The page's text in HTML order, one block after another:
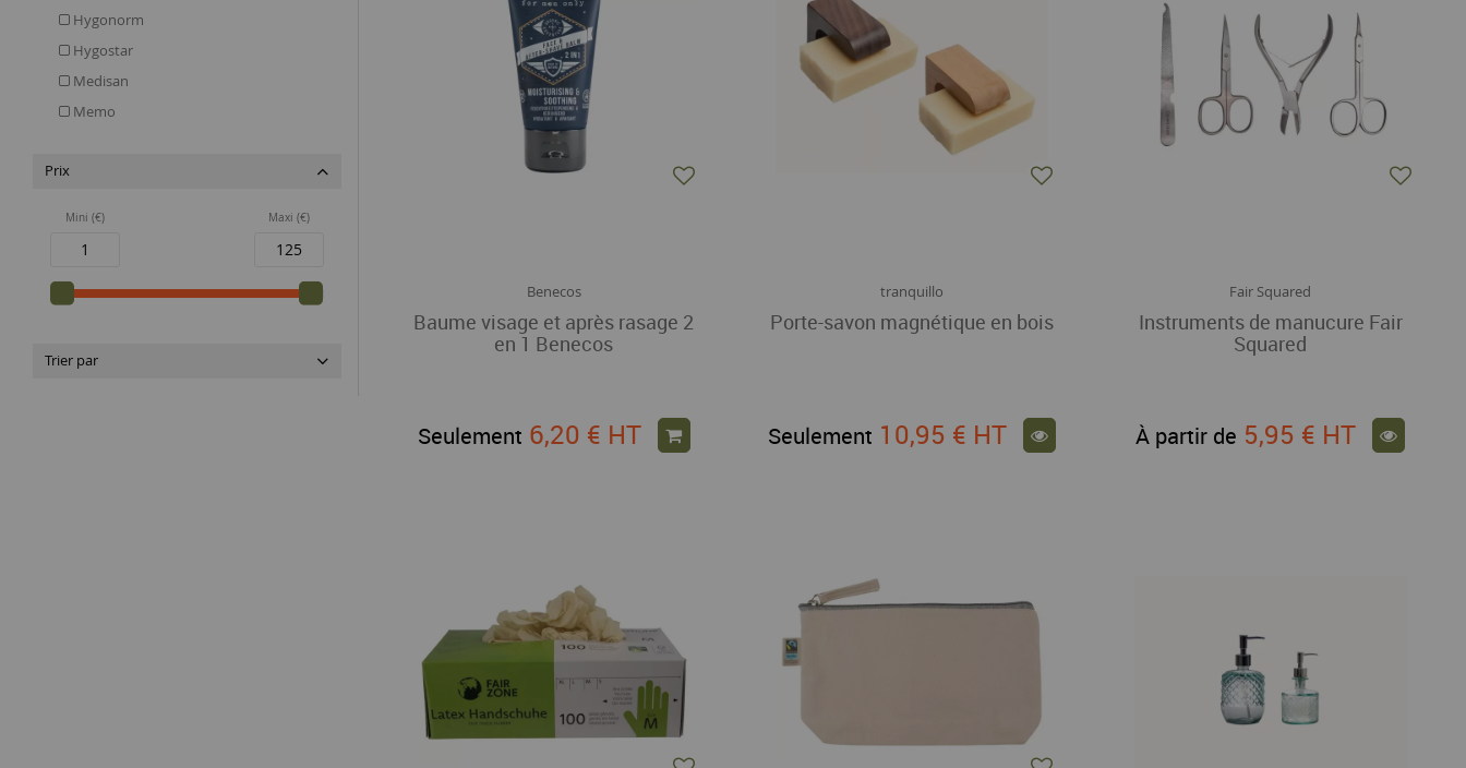
Hygonorm
Hygostar
Medisan
Memo
tranquillo
Prix
Mini (€) Maxi (€)
Trier par
Benecos
Baume visage et après rasage 2
en 1 Benecos
Seulement 6,20 € HT
tranquillo
Porte-savon magnétique en bois
Seulement 10,95 € HT
Fair Squared
Instruments de manucure Fair
Squared
À partir de 5,95 € HT